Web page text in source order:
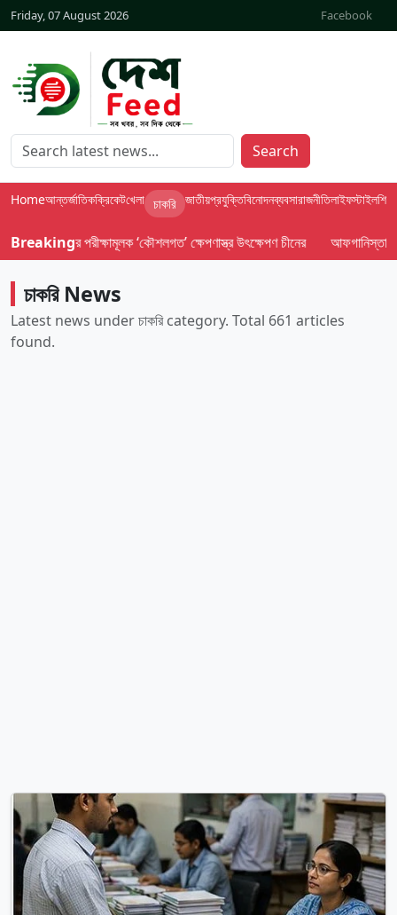
Friday, 07 August 2026 Facebook
Search
Homeআন্তর্জাতিকক্রিকেটখেলা চাকরি জাতীয়প্রযুক্তিবিনোদনব্যবসারাজনীতিলাইফস্টাইলশিক্ষা
Breaking‘কৌশলগত’ ক্ষেপণাস্ত্র উৎক্ষেপণ চীনের আফগানিস্তানের উন্নয়নে
চাকরি News
Latest news under চাকরি category. Total 661 articles
found.